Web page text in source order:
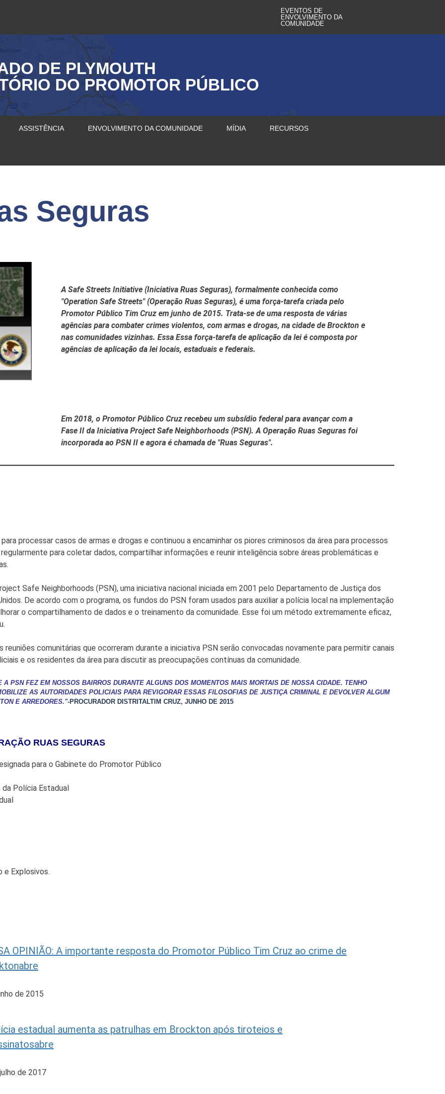
EVENTOS DE
ENVOLVIMENTO DA
COMUNIDADE
DE PLYMOUTH
DO PROMOTOR PÚBLICO
ASSISTÊNCIA ENVOLVIMENTO DA COMUNIDADE MÍDIA RECURSOS
Seguras
A Safe Streets Initiative (Iniciativa Ruas Seguras), formalmente conhecida como
"Operation Safe Streets" (Operação Ruas Seguras), é uma força-tarefa criada pelo
Promotor Público Tim Cruz em junho de 2015. Trata-se de uma resposta de várias
agências para combater crimes violentos, com armas e drogas, na cidade de Brockton e
nas comunidades vizinhas. Essa Essa força-tarefa de aplicação da lei é composta por
agências de aplicação da lei locais, estaduais e federais.
Em2018, o Promotor Público Cruz recebeu um subsídio federal para avançar com a
Fase II da Iniciativa Project Safe Neighborhoods (PSN). A Operação Ruas Seguras foi
incorporada ao PSN II e agora é chamada de "Ruas Seguras".
processar casos de armas e drogas e continuou a encaminhar os piores criminosos da área para processos
para coletar dados, compartilhar informações e reunir inteligência sobre áreas problemáticas e
Safe Neighborhoods (PSN), uma iniciativa nacional iniciada em 2001 pelo Departamento de Justiça dos
De acordo com o programa, os fundos do PSN foram usados para auxiliar a polícia local na implementação
o compartilhamento de dados e o treinamento da comunidade. Esse foi um método extremamente eficaz,
reuniões comunitárias que ocorreram durante a iniciativa PSN serão convocadas novamente para permitir canais
e os residentes da área para discutir as preocupações contínuas da comunidade.
PSN FEZ EM NOSSOS BAIRROS DURANTE ALGUNS DOS MOMENTOS MAIS MORTAIS DE NOSSA CIDADE. TENHO
AS AUTORIDADES POLICIAIS PARA REVIGORAR ESSAS FILOSOFIAS DE JUSTIÇA CRIMINAL E DEVOLVER ALGUM
E ARREDORES."-PROCURADOR DISTRITALTIM CRUZ, JUNHO DE 2015
RUAS SEGURAS
para o Gabinete do Promotor Público
Polícia Estadual
e Explosivos.
OPINIÃO: A importante resposta do Promotor Público Tim Cruz ao crime de
de 2015
estadual aumenta as patrulhas em Brockton após tiroteios e
de 2017